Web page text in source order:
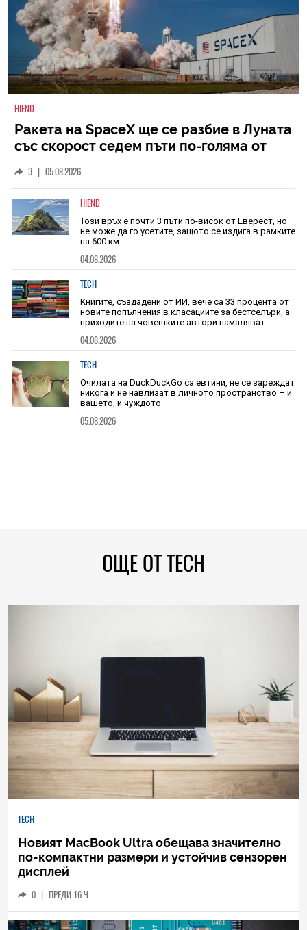
HIEND
Ракета на SpaceX ще се разбие в Луната
със скорост седем пъти по-голяма от
3 | 05.08.2026
HIEND
Този връх е почти 3 пъти по-висок от Еверест, но
не може да го усетите, защото се издига в рамките
на 600 км
04.08.2026
TECH
Книгите, създадени от ИИ, вече са 33 процента от
новите попълнения в класациите за бестселъри, а
приходите на човешките автори намаляват
04.08.2026
TECH
Очилата на DuckDuckGo са евтини, не се зареждат
никога и не навлизат в личното пространство – и
вашето, и чуждото
05.08.2026
ОЩЕ ОТ TECH
TECH
Новият MacBook Ultra обещава значително
по-компактни размери и устойчив сензорен
дисплей
0 | ПРЕДИ 16 Ч.